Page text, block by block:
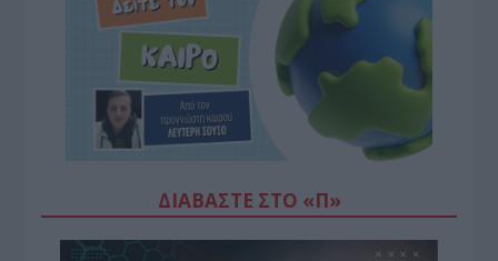
ΔΙΑΒΆΣΤΕ ΣΤΟ «Π»